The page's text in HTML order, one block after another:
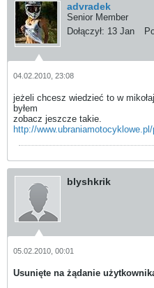
advradek
Senior Member
Dołączył: 13 Jan
04.02.2010, 23:08
jeżeli chcesz wiedzieć to w
byłem
zobacz jeszcze takie.
http://
blyshkrik
05.02.2010, 00:01
Usunięte na żądanie